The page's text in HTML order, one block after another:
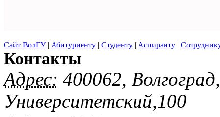
Сайт ВолГУ| Абитуриенту | Студенту | Аспиранту |
Контакты
Адрес: 400062,
Университетский,100